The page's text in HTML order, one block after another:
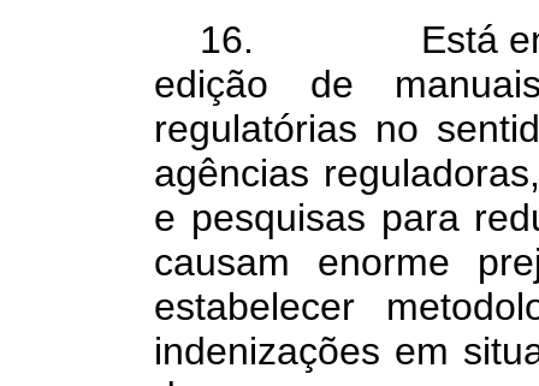
16. Está entre
edição de
regulatórias no
agências
e pesquisas para
causam enorme
estabelecer
indenizações em